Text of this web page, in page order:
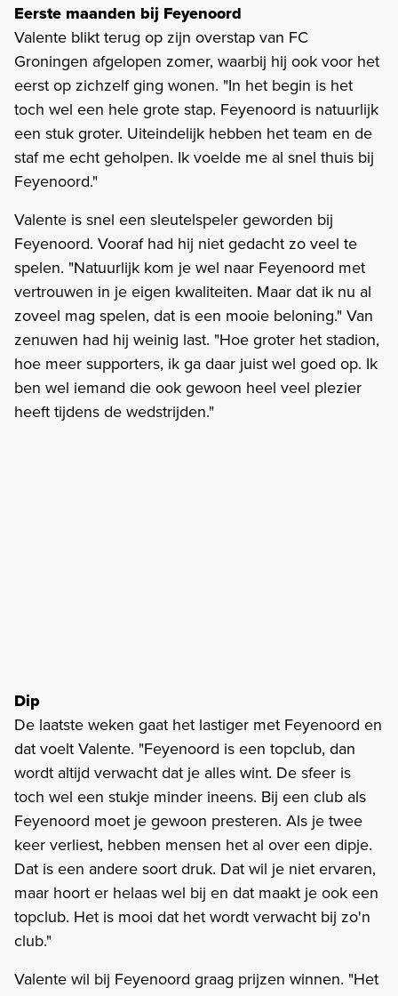
Eerste maanden bij Feyenoord
Valente blikt terug op zijn overstap van FC
Groningen afgelopen zomer, waarbij hij ook voor het
eerst op zichzelf ging wonen. "In het begin is het
toch wel een hele grote stap. Feyenoord is natuurlijk
een stuk groter. Uiteindelijk hebben het team en de
staf me echt geholpen. Ik voelde me al snel thuis bij
Feyenoord."
Valente is snel een sleutelspeler geworden bij
Feyenoord. Vooraf had hij niet gedacht zo veel te
spelen. "Natuurlijk kom je wel naar Feyenoord met
vertrouwen in je eigen kwaliteiten. Maar dat ik nu al
zoveel mag spelen, dat is een mooie beloning." Van
zenuwen had hij weinig last. "Hoe groter het stadion,
hoe meer supporters, ik ga daar juist wel goed op. Ik
ben wel iemand die ook gewoon heel veel plezier
heeft tijdens de wedstrijden."
Dip
De laatste weken gaat het lastiger met Feyenoord en
dat voelt Valente. "Feyenoord is een topclub, dan
wordt altijd verwacht dat je alles wint. De sfeer is
toch wel een stukje minder ineens. Bij een club als
Feyenoord moet je gewoon presteren. Als je twee
keer verliest, hebben mensen het al over een dipje.
Dat is een andere soort druk. Dat wil je niet ervaren,
maar hoort er helaas wel bij en dat maakt je ook een
topclub. Het is mooi dat het wordt verwacht bij zo'n
club."
Valente wil bij Feyenoord graag prijzen winnen. "Het